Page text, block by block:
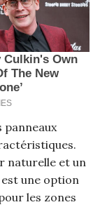
naturelle et un
est une option
les zones